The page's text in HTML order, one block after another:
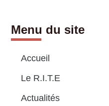
Menu du site
Accueil
Le R.I.T.E
Actualités